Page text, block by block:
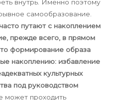
внутрь. Именно поэтому
самообразование.
путают с накоплением
прежде всего, в прямом
формирование образа
накоплению: избавление
культурных
под руководством
может проходить